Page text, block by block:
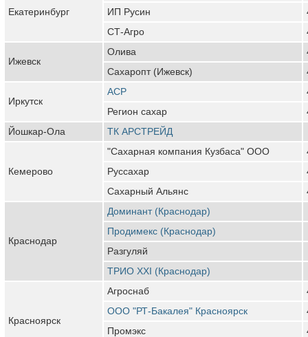
Екатеринбург
ИП Русин
СТ-Агро
Ижевск
Олива
Сахаропт (Ижевск)
Иркутск
АСР
Регион сахар
Йошкар-Ола
ТК АРСТРЕЙД
Кемерово
"Сахарная компания Кузбаса" ООО
Руссахар
Сахарный Альянс
Краснодар
Доминант (Краснодар)
Продимекс (Краснодар)
Разгуляй
ТРИО XXI (Краснодар)
Красноярск
Агроснаб
ООО "РТ-Бакалея" Красноярск
Промэкс